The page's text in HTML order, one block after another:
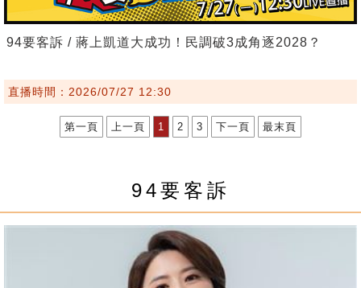
94要客訴 / 蔣上凱道大成功！民調破3成角逐2028？
直播時間：2026/07/27 12:30
第一頁 上一頁 1 2 3 下一頁 最末頁
94要客訴